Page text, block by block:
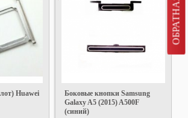
Huawei
Боковые кнопки Samsung
Galaxy A5 (2015) A500F
(синий)